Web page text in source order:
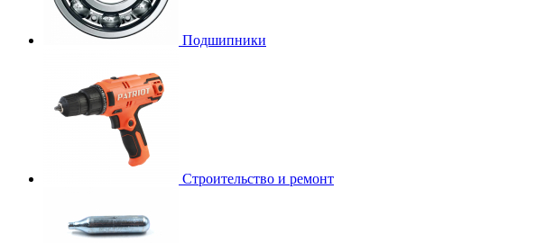
Подшипники
Строительство и ремонт